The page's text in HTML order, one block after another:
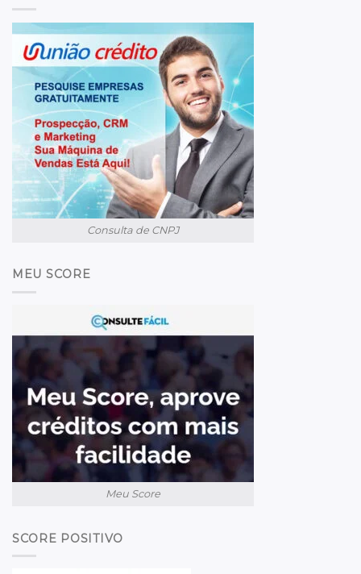
Consulta de CNPJ
MEU SCORE
Meu Score
SCORE POSITIVO